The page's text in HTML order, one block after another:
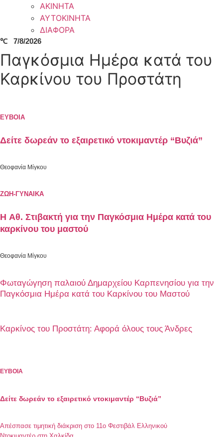
ΑΚΙΝΗΤΑ
ΑΥΤΟΚΙΝΗΤΑ
ΔΙΑΦΟΡΑ
℃ 7/8/2026
Παγκόσμια Ημέρα κατά του
Καρκίνου του Προστάτη
ΕΥΒΟΙΑ
Δείτε δωρεάν το εξαιρετικό ντοκιμαντέρ “Βυζιά”
Θεοφανία Μίγκου
ΖΩΗ-ΓΥΝΑΙΚΑ
Η Αθ. Στιβακτή για την Παγκόσμια Ημέρα κατά του
καρκίνου του μαστού
Θεοφανία Μίγκου
Φωταγώγηση παλαιού Δημαρχείου Καρπενησίου για την
Παγκόσμια Ημέρα κατά του Καρκίνου του Μαστού
Καρκίνος του Προστάτη: Αφορά όλους τους Άνδρες
ΕΥΒΟΙΑ
Δείτε δωρεάν το εξαιρετικό ντοκιμαντέρ “Βυζιά”
Aπέσπασε τιμητική διάκριση στο 11ο Φεστιβάλ Ελληνικού